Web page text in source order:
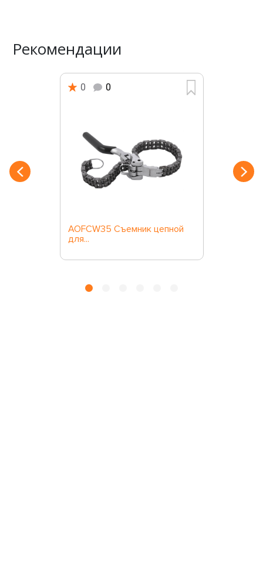
Рекомендации
0 0
AOFCW35 Съемник цепной
для...